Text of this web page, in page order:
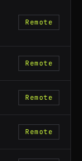
Remote
Remote
Remote
Remote